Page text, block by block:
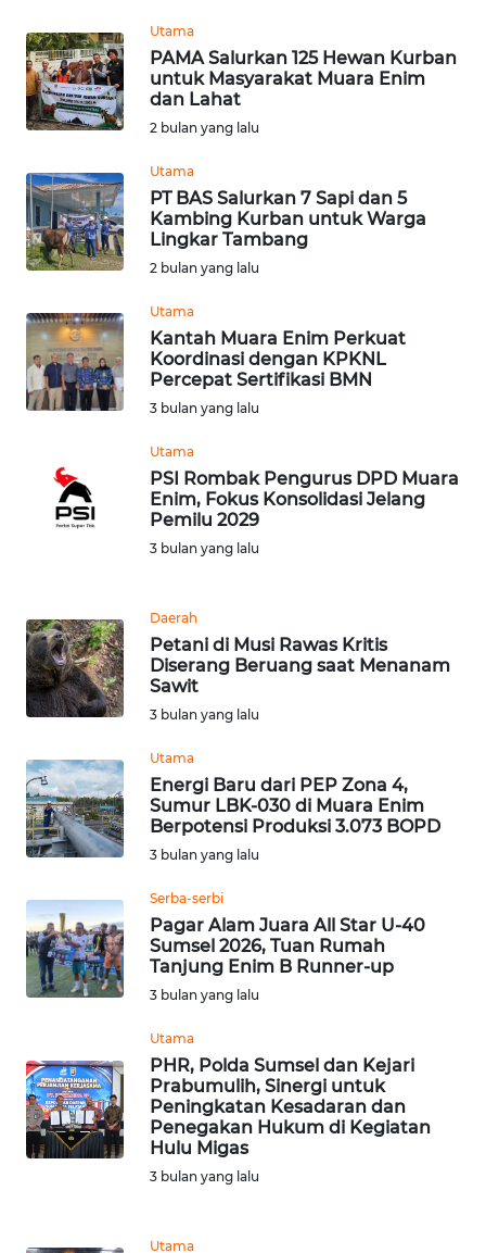
Utama
PAMA Salurkan 125 Hewan Kurban
untuk Masyarakat Muara Enim
dan Lahat
2 bulan yang lalu
Utama
PT BAS Salurkan 7 Sapi dan 5
Kambing Kurban untuk Warga
Lingkar Tambang
2 bulan yang lalu
Utama
Kantah Muara Enim Perkuat
Koordinasi dengan KPKNL
Percepat Sertifikasi BMN
3 bulan yang lalu
Utama
PSI Rombak Pengurus DPD Muara
Enim, Fokus Konsolidasi Jelang
Pemilu 2029
3 bulan yang lalu
Daerah
Petani di Musi Rawas Kritis
Diserang Beruang saat Menanam
Sawit
3 bulan yang lalu
Utama
Energi Baru dari PEP Zona 4,
Sumur LBK-030 di Muara Enim
Berpotensi Produksi 3.073 BOPD
3 bulan yang lalu
Serba-serbi
Pagar Alam Juara All Star U-40
Sumsel 2026, Tuan Rumah
Tanjung Enim B Runner-up
3 bulan yang lalu
Utama
PHR, Polda Sumsel dan Kejari
Prabumulih, Sinergi untuk
Peningkatan Kesadaran dan
Penegakan Hukum di Kegiatan
Hulu Migas
3 bulan yang lalu
Utama
WN
KALTARA
WN
WN
KALTIM
SULSEL
WN
GORONTALO
SULUT
WN
WN
MALUT
WN
DAIRI
WN
DANAU
TOBA
NIAS
WN
LANGKAT
TAPANULI
SELATAN
WN
WN